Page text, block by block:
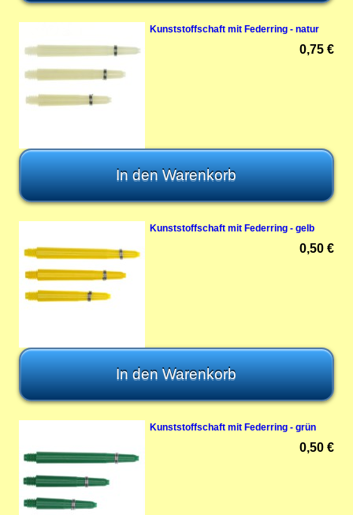
Kunststoffschaft mit Federring - natur
0,75 €
Kunststoffschaft mit Federring - gelb
0,50 €
Kunststoffschaft mit Federring - grün
0,50 €